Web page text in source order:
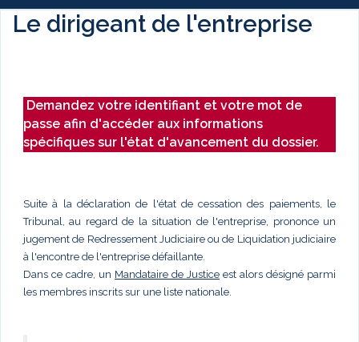
Le dirigeant de l'entreprise
Demandez votre identifiant et votre mot de
passe afin d'accéder aux informations
spécifiques sur l'état d'avancement du dossier.
Suite à la déclaration de l'état de cessation des paiements, le
Tribunal, au regard de la situation de l'entreprise, prononce un
jugement de Redressement Judiciaire ou de Liquidation judiciaire
à l'encontre de l'entreprise défaillante.
Dans ce cadre, un Mandataire de Justice est alors désigné parmi
les membres inscrits sur une liste nationale.